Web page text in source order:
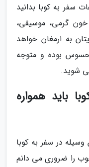
سفر به کوبا بدانید
خون گرمی، موسیقی،
به ارمغان خواهد
بوده و متوجه
شوید.
باید همواره
در سفر به کوبا
را ضروری می دانم